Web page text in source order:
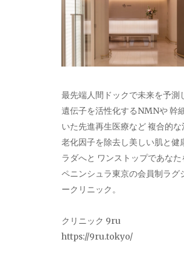
最先端人間ドックで未来を予測
遺伝子を活性化するNMNや 幹
いた先進再生医療など 複合的な
老化因子を除去し美しい肌と健
ラダへと ワンストップであなた
ペニンシュラ東京の会員制ラグ
ークリニック。
クリニック 9ru
https://9ru.tokyo/